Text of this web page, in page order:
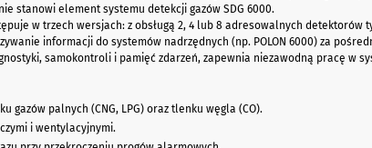
stanowi element systemu detekcji gazów SDG 6000.
w trzech wersjach: z obsługą 2, 4 lub 8 adresowalnych detektorów
informacji do systemów nadrzędnych (np. POLON 6000) za
samokontroli i pamięć zdarzeń, zapewnia niezawodną pracę w
gazów palnych (CNG, LPG) oraz tlenku węgla (CO).
i wentylacyjnymi.